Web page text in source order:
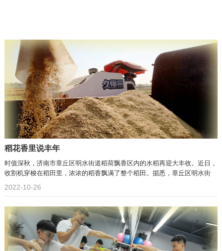
稻花香里说丰年
时值深秋，济南市章丘区明水街道稻荷飘香区内的水稻再迎大丰收。近日，
收割机穿梭在稻田里，浓浓的稻香飘满了整个稻田。据悉，章丘区明水街
2022-10-26